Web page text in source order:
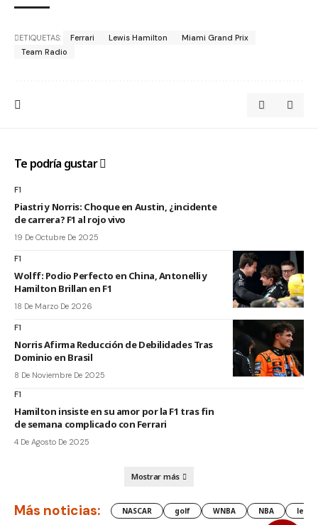
ETIQUETAS: Ferrari Lewis Hamilton
Miami Grand Prix
Team Radio
Te podría gustar
F1
Piastri y Norris: Choque en Austin, ¿incidente
de carrera? F1 al rojo vivo
19 De Octubre De 2025
F1
Wolff: Podio Perfecto en China, Antonelli y
Hamilton Brillan en F1
18 De Marzo De 2026
F1
Norris Afirma Reducción de Debilidades Tras
Dominio en Brasil
8 De Noviembre De 2025
F1
Hamilton insiste en su amor por la F1 tras fin
de semana complicado con Ferrari
4 De Agosto De 2025
Mostrar más
Más noticias: NASCAR golf WNBA NBA